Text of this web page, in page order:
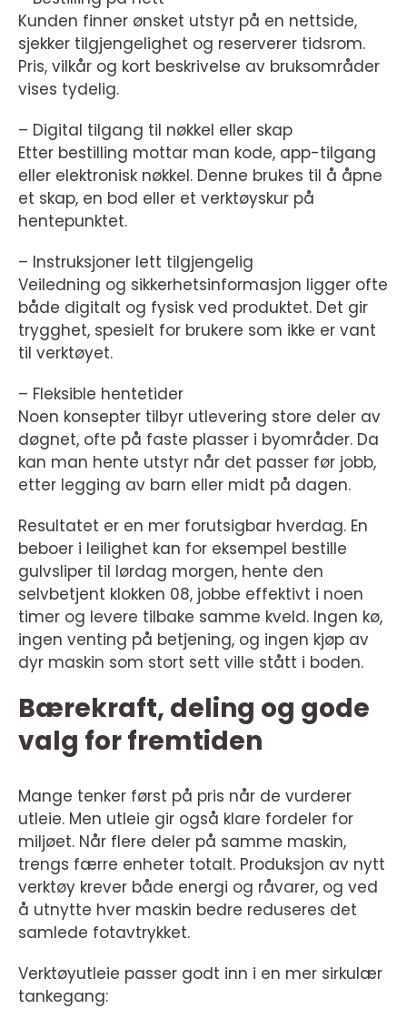
Kunden finner ønsket utstyr på en nettside,
sjekker tilgjengelighet og reserverer tidsrom.
Pris, vilkår og kort beskrivelse av bruksområder
vises tydelig.
– Digital tilgang til nøkkel eller skap
Etter bestilling mottar man kode, app-tilgang
eller elektronisk nøkkel. Denne brukes til å åpne
et skap, en bod eller et verktøyskur på
hentepunktet.
– Instruksjoner lett tilgjengelig
Veiledning og sikkerhetsinformasjon ligger ofte
både digitalt og fysisk ved produktet. Det gir
trygghet, spesielt for brukere som ikke er vant
til verktøyet.
– Fleksible hentetider
Noen konsepter tilbyr utlevering store deler av
døgnet, ofte på faste plasser i byområder. Da
kan man hente utstyr når det passer før jobb,
etter legging av barn eller midt på dagen.
Resultatet er en mer forutsigbar hverdag. En
beboer i leilighet kan for eksempel bestille
gulvsliper til lørdag morgen, hente den
selvbetjent klokken 08, jobbe effektivt i noen
timer og levere tilbake samme kveld. Ingen kø,
ingen venting på betjening, og ingen kjøp av
dyr maskin som stort sett ville stått i boden.
Bærekraft, deling og gode
valg for fremtiden
Mange tenker først på pris når de vurderer
utleie. Men utleie gir også klare fordeler for
miljøet. Når flere deler på samme maskin,
trengs færre enheter totalt. Produksjon av nytt
verktøy krever både energi og råvarer, og ved
å utnytte hver maskin bedre reduseres det
samlede fotavtrykket.
Verktøyutleie passer godt inn i en mer sirkulær
tankegang: